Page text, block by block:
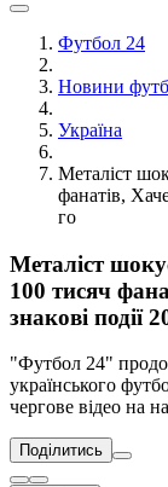
Футбол 24
Новини
Україна
Металіст
фанатів,
го
Металіст
100 тисяч
знакові події
"Футбол 24"
українського
чергове відео на
Поділитись